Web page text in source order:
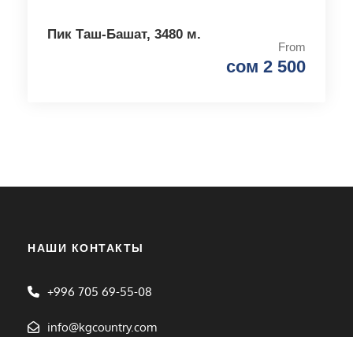
Пик Таш-Башат, 3480 м.
From
сом 2 500
НАШИ КОНТАКТЫ
+996 705 69-55-08
info@kgcountry.com